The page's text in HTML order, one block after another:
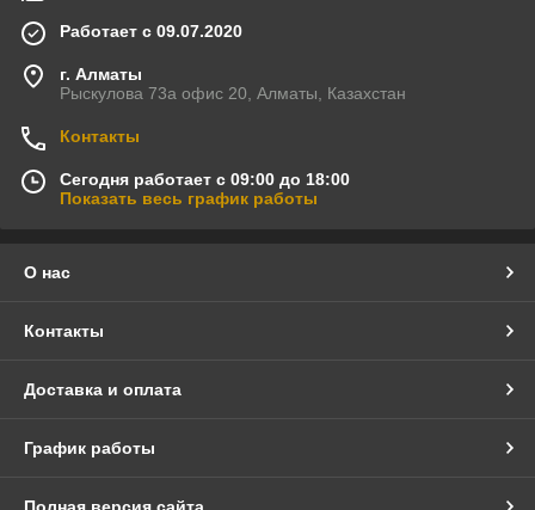
Работает с 09.07.2020
г. Алматы
Рыскулова 73а офис 20, Алматы, Казахстан
Контакты
Сегодня работает с 09:00 до 18:00
Показать весь график работы
О нас
Контакты
Доставка и оплата
График работы